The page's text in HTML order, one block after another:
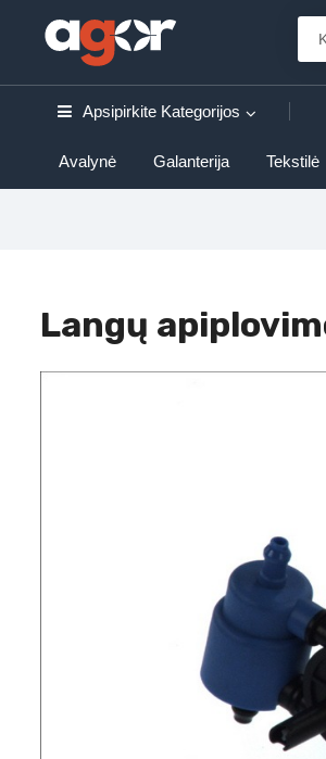
Apsipirkite Kategorijos
Avalynė Galanterija Tekstilė
Langų